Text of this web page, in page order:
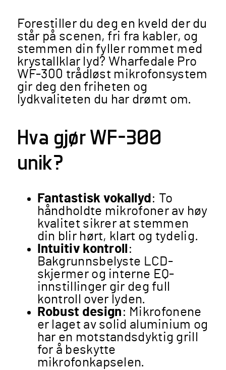
Forestiller du deg en kveld der du
står på scenen, fri fra kabler, og
stemmen din fyller rommet med
krystallklar lyd? Wharfedale Pro
WF-300 trådløst mikrofonsystem
gir deg den friheten og
lydkvaliteten du har drømt om.
Hva gjør WF-300
unik?
Fantastisk vokallyd : To
håndholdte mikrofoner av høy
kvalitet sikrer at stemmen
din blir hørt, klart og tydelig.
Intuitiv kontroll
:
Bakgrunnsbelyste LCD-
skjermer og interne EQ-
innstillinger gir deg full
kontroll over lyden.
Robust design : Mikrofonene
er laget av solid aluminium og
har en motstandsdyktig grill
for å beskytte
mikrofonkapselen.